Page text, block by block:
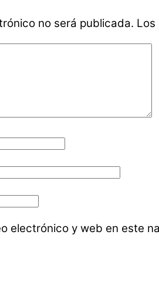
no será publicada. Los
electrónico y web en este